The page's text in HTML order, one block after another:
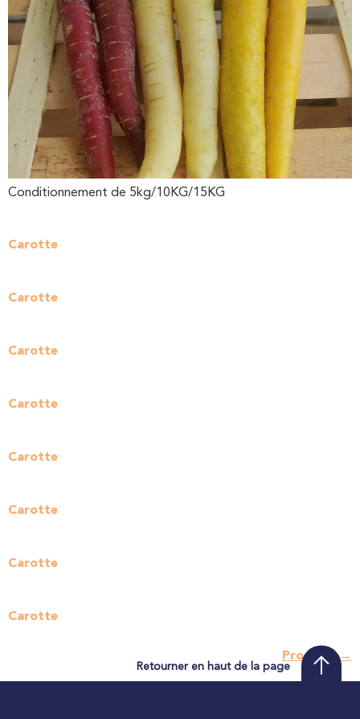
Conditionnement de 5kg/10KG/15KG
Carotte
Carotte
Carotte
Carotte
Carotte
Carotte
Carotte
Carotte
Prochain→
Retourner en haut de la page